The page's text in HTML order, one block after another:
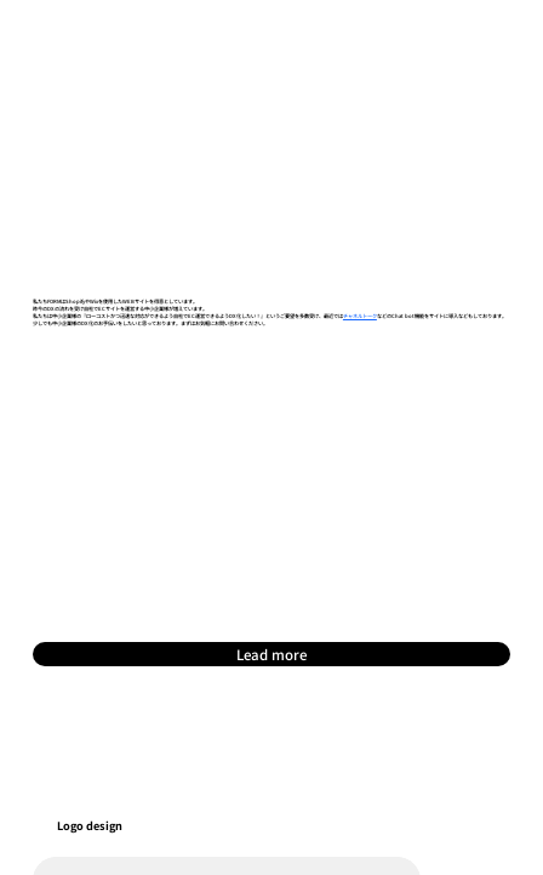
私たちFORMはShopifyやWixを使用したWEBサイトを得意としています。
昨今のDXの流れを受け自社でECサイトを運営する中小企業様が増えています。
私たちは中小企業様の『ローコストかつ迅速な対応ができるよう自社でEC運営できるようDX化したい！』というご要望を多数受け、最近ではチャネルトークなどのChat bot機能をサイトに導入などもしております。
少しでも中小企業様のDX化のお手伝いをしたいと思っております。まずはお気軽にお問い合わせください。
Lead more
Logo design